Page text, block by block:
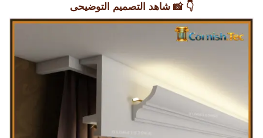
👇 📸شاهد التصميم التوضيحى